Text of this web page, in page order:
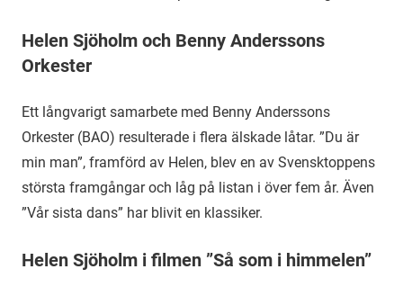
Helen Sjöholm och Benny Anderssons
Orkester
Ett långvarigt samarbete med Benny Anderssons
Orkester (BAO) resulterade i flera älskade låtar. ”Du är
min man”, framförd av Helen, blev en av Svensktoppens
största framgångar och låg på listan i över fem år. Även
”Vår sista dans” har blivit en klassiker.
Helen Sjöholm i filmen ”Så som i himmelen”